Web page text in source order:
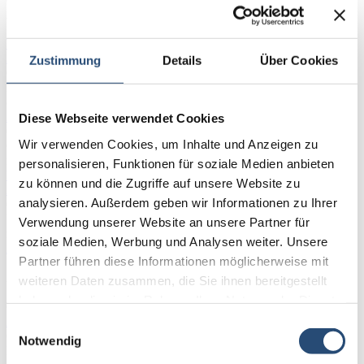
Zustimmung Details Über Cookies
Diese Webseite verwendet Cookies
Wir verwenden Cookies, um Inhalte und Anzeigen zu
personalisieren, Funktionen für soziale Medien anbieten
zu können und die Zugriffe auf unsere Website zu
analysieren. Außerdem geben wir Informationen zu Ihrer
Verwendung unserer Website an unsere Partner für
soziale Medien, Werbung und Analysen weiter. Unsere
Partner führen diese Informationen möglicherweise mit
weiteren Daten zusammen, die Sie ihnen bereitgestellt
Notwendig
Ausbildung zertifizierter Mediator (m/w/d): Späteinstieg in Leipzig
Weitere Informationen zur Veranstaltung (PDF)
Anmeldung
Informationsveranstaltung Mediationsausbildungen
Anmeldung
Online-Mediation
mit Sascha Lippe
Weitere Informationen zur Veranstaltung (PDF)
Anmeldung
09.09.2026
Betriebliche Veränderung - Ohne Führung wird das nichts
mit Thomas Scheer | kostenfrei | 12 - 13 Uhr
Anmeldung
17.09.2026 bis 30.01.2027
Ausbildung Mediator, Schwerpunkt Wirtschaft (Stuttgart)
Oktober 2026
02.10.2026
Informationsveranstaltung Mediationsausbildungen